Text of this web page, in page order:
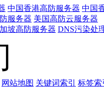
中国香港高防服务器 中国
服务器 美国高防云服务器
坡高防服务器 DNS污染处
网站地图 关键词索引 标签索